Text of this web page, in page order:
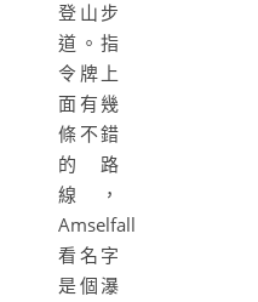
登山步
道。指
令牌上
面有幾
條不錯
的路
線，
Amselfall
看名字
是個瀑